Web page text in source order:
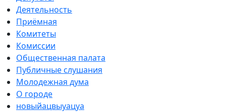
Деятельность
Приёмная
Комитеты
Комиссии
Общественная палата
Публичные слушания
Молодежная дума
О городе
новыйацвыуацуа